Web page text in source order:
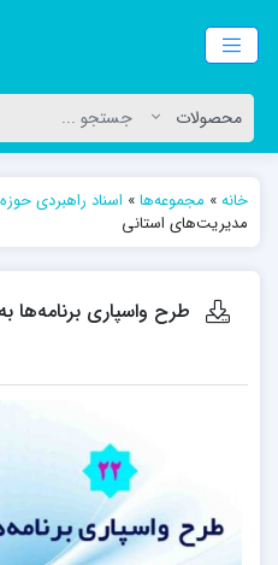
خانه» مجموعه‌ها» اسناد راهبردی
مدیریت‌های استانی
طرح واسپاری برنامه‌ها